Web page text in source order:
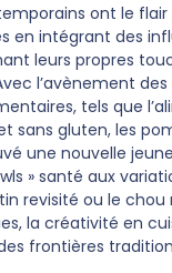
ont le flair
en intégrant des
leurs propres
l’avènement
tels que
sans gluten, les
une nouvelle
» santé aux
revisité ou le chou
la créativité en
frontières